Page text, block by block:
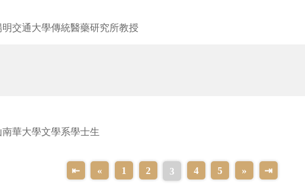
周、人間音緣「樂」悠揚。其一，可在林少雯老師筆下雲水天下，探
曲、獻唱的歌聲裡，品味大師「人間音緣」含藏的幸福法味。而心保
貪心、增加所愛，而是讓煩惱越來越少」的修行真諦。知如法師11
明交通大學傳統醫藥研究所教授
南華大學文學系學士生
⇤ « 1 2 3 4 5 » ⇥